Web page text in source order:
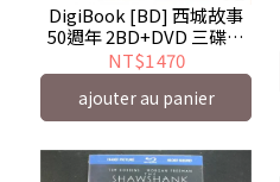
DigiBook [BD] 西城故事
50週年 2BD+DVD 三碟書
本紀念版 West Side Story
NT$1 470
ajouter au panier